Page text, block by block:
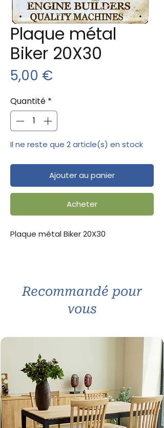
Plaque métal
Biker 20X30
5,00 €
Quantité *
Il ne reste que 2 article(s) en stock
Ajouter au panier
Acheter
Plaque métal Biker 20X30
Recommandé pour
vous